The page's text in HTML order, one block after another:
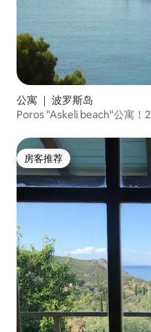
公寓 ｜ 波罗斯岛
Poros "Askeli beach"公寓！2
房客推荐
房客推荐